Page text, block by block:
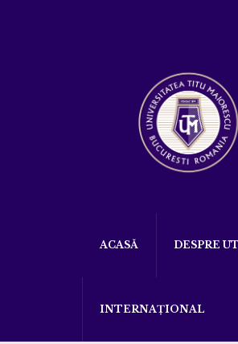
ACASĂ DESPRE
INTERNAȚIONAL